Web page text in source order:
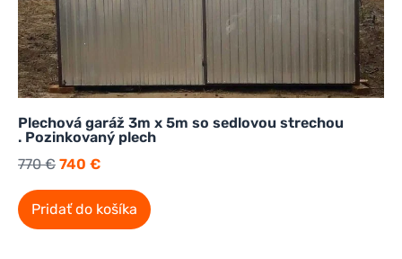
Plechová garáž 3m x 5m so sedlovou strechou
. Pozinkovaný plech
770€ 740 €
Pridať do košíka